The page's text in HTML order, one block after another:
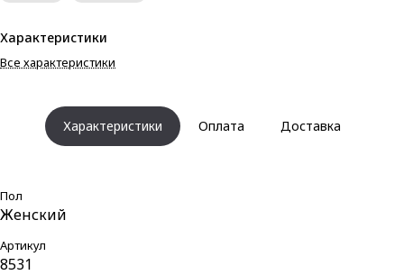
Характеристики
Все характеристики
Характеристики Оплата Доставка
Пол
Женский
Артикул
8531